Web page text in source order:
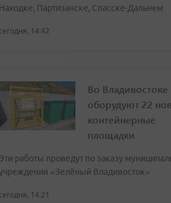
Находке, Партизанске, Спасске-Дальнем
сегодня, 14:42
Во Владивостоке
оборудуют 22
контейнерные
площадки
Эти работы проведут по заказу
«Зелёный Владивосток»
сегодня, 14:21